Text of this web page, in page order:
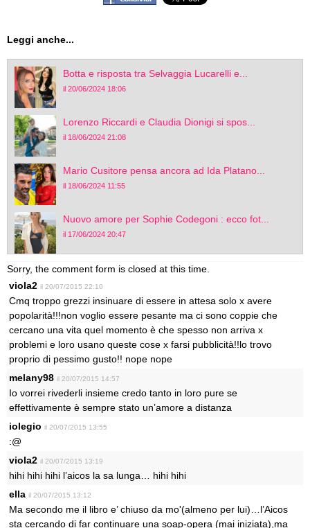
Leggi anche...
Botta e risposta tra Selvaggia Lucarelli e...
il 20/06/2024 18:06
Lorenzo Riccardi e Claudia Dionigi si spos...
il 18/06/2024 21:08
Mario Cusitore pensa ancora ad Ida Platano...
il 18/06/2024 11:55
Nuovo amore per Sophie Codegoni : ecco fot...
il 17/06/2024 20:47
Sorry, the comment form is closed at this time.
viola2 il 20/07/2015 22:10
Cmq troppo grezzi insinuare di essere in attesa solo x avere
popolarità!!!non voglio essere pesante ma ci sono coppie che
cercano una vita quel momento è che spesso non arriva x
problemi e loro usano queste cose x farsi pubblicità!!lo trovo
proprio di pessimo gusto!! nope nope
melany98 il 20/07/2015 14:57
Io vorrei rivederli insieme credo tanto in loro pure se
effettivamente è sempre stato un’amore a distanza
iolegio il 20/07/2015 13:55
:@
viola2 il 20/07/2015 13:19
hihi hihi hihi l’aicos la sa lunga… hihi hihi
ella il 20/07/2015 13:12
Ma secondo me il libro e’ chiuso da mo'(almeno per lui)…l’Aicos
sta cercando di far continuare una soap-opera (mai iniziata),ma